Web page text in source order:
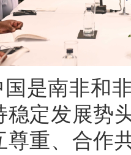
是南非和
稳定发展势
尊重、合作